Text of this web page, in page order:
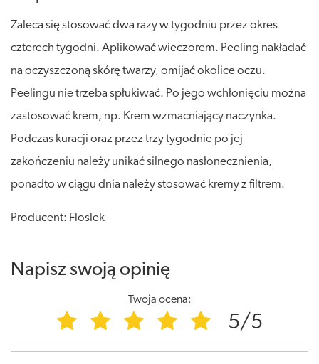
Zaleca się stosować dwa razy w tygodniu przez okres
czterech tygodni. Aplikować wieczorem. Peeling nakładać
na oczyszczoną skórę twarzy, omijać okolice oczu.
Peelingu nie trzeba spłukiwać. Po jego wchłonięciu można
zastosować krem, np. Krem wzmacniający naczynka.
Podczas kuracji oraz przez trzy tygodnie po jej
zakończeniu należy unikać silnego nasłonecznienia,
ponadto w ciągu dnia należy stosować kremy z filtrem.
Producent: Floslek
Napisz swoją opinię
Twoja ocena:
5/5